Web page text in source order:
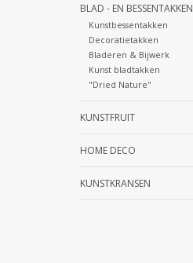
BLAD - EN BESSENTAKKEN
Kunstbessentakken
Decoratietakken
Bladeren & Bijwerk
Kunst bladtakken
"Dried Nature"
KUNSTFRUIT
HOME DECO
KUNSTKRANSEN